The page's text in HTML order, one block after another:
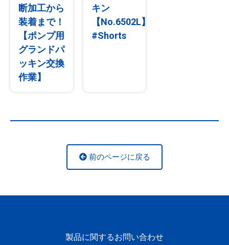
断加工から
装着まで！
【ポンプ用
グランドパ
ッキン交換
作業】
キン
【No.6502L】
#Shorts
前のページに戻る
製品に関するお問い合わせ